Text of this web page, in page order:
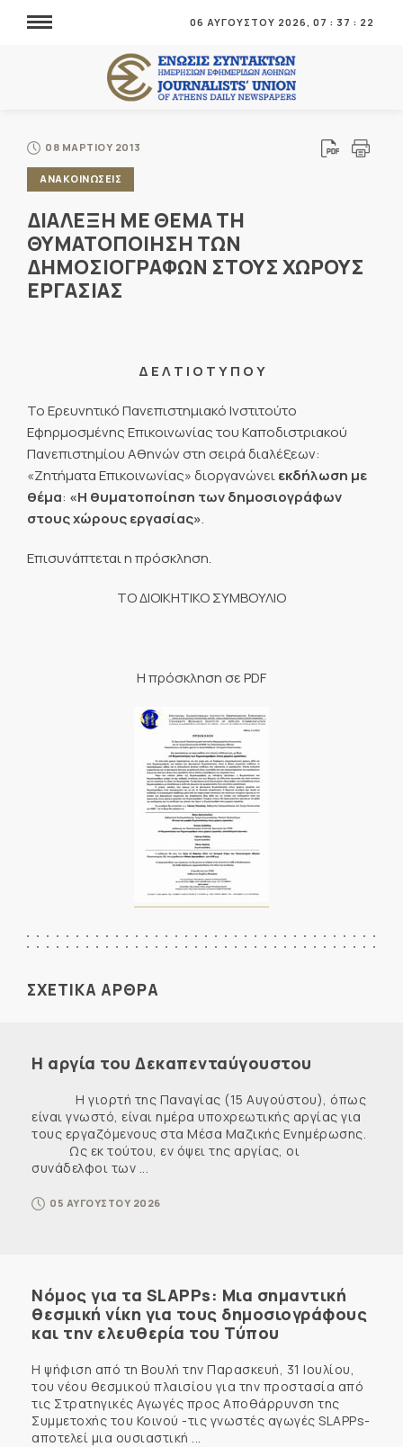
06 ΑΥΓΟΥΣΤΟΥ 2026, 07 : 37 : 22
08 ΜΑΡΤΙΟΥ 2013
ΑΝΑΚΟΙΝΩΣΕΙΣ
ΔΙΑΛΕΞΗ ΜΕ ΘΕΜΑ ΤΗ
ΘΥΜΑΤΟΠΟΙΗΣΗ ΤΩΝ
ΔΗΜΟΣΙΟΓΡΑΦΩΝ ΣΤΟΥΣ ΧΩΡΟΥΣ
ΕΡΓΑΣΙΑΣ
Δ Ε Λ Τ Ι Ο Τ Υ Π Ο Υ
Το Ερευνητικό Πανεπιστημιακό Ινστιτούτο
Εφηρμοσμένης Επικοινωνίας του Καποδιστριακού
Πανεπιστημίου Αθηνών στη σειρά διαλέξεων:
«Ζητήματα Επικοινωνίας» διοργανώνειεκδήλωση με
θέμα: «Η θυματοποίηση των δημοσιογράφων
στους χώρους εργασίας».
Επισυνάπτεται η πρόσκληση.
ΤΟ ΔΙΟΙΚΗΤΙΚΟ ΣΥΜΒΟΥΛΙΟ
Η πρόσκληση σε PDF
ΣΧΕΤΙΚΑ ΑΡΘΡΑ
Η αργία του Δεκαπενταύγουστου
Η γιορτή της Παναγίας (15 Αυγούστου), όπως
είναι γνωστό, είναι ημέρα υποχρεωτικής αργίας για
τους εργαζόμενους στα Μέσα Μαζικής Ενημέρωσης.
Ως εκ τούτου, εν όψει της αργίας, οι
συνάδελφοι των ...
05 ΑΥΓΟΥΣΤΟΥ 2026
Νόμος για τα SLAPPs: Μια σημαντική
θεσμική νίκη για τους δημοσιογράφους
και την ελευθερία του Τύπου
Η ψήφιση από τη Βουλή την Παρασκευή, 31 Ιουλίου,
του νέου θεσμικού πλαισίου για την προστασία από
τις Στρατηγικές Αγωγές προς Αποθάρρυνση της
Συμμετοχής του Κοινού -τις γνωστές αγωγές SLAPPs-
αποτελεί μια ουσιαστική ...